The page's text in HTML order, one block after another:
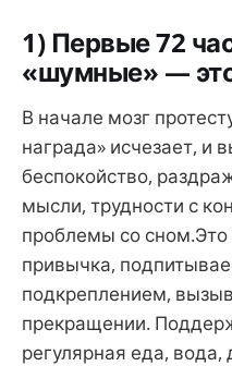
1) Первые 72
«шумные» —
В начале мозг
награда» исчезает, и
беспокойство,
мысли, трудности с
проблемы со
привычка,
подкреплением,
прекращении.
регулярная еда,